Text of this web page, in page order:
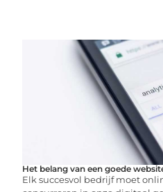
Het belang van een goede
Elk succesvol bedrijf moet